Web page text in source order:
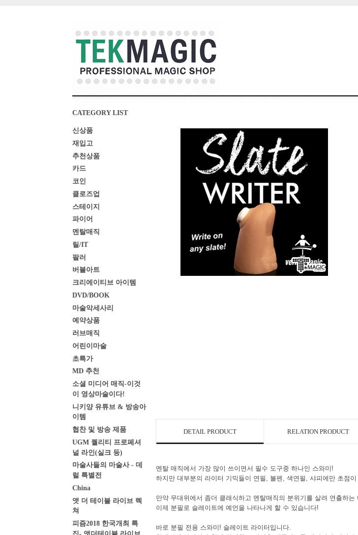
CATEGORY LIST
신상품
재입고
추천상품
카드
코인
클로즈업
스테이지
파이어
멘탈매직
릴/IT
팔러
버블아트
크리에이티브 아이템
DVD/BOOK
마술악세사리
예약상품
러브매직
어린이마술
초특가
MD 추천
소셜 미디어 매직-이것
이 영상마술이다!
니키양 유튜브 & 방송아
이템
협찬 및 방송 제품
UGM 퀄리티 프로페셔
널 라인(실크 등)
마술사들의 마술사 - 데
럴 특별전
China
앳 더 테이블 라이브 렉
쳐
피즘2018 한국개최 특
집- 앳더테이블 라이브
DETAIL PRODUCT RELATION PRODUCT
멘탈 매직에서 가장 많이 쓰이면서 필수 도구중 하나인 스와미!
하지만 대부분의 라이터 기믹들이 연필, 볼펜, 색연필, 샤피에만 초점
만약 무대위에서 좀더 클래식하고 멘탈매직의 분위기를 살려 연출하
이제 분필로 슬레이트에 예언을 나타나게 할 수 있습니다!
바로 분필 전용 스와미! 슬레이트 라이터입니다.